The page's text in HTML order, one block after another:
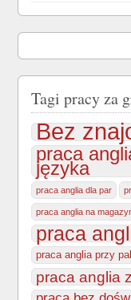
Tagi pracy za
Bez
praca
języka
praca anglia dla par
praca anglia na
praca
praca anglia przy
praca anglia